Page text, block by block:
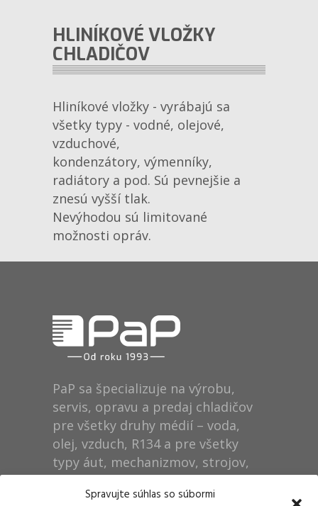
Spravujte súhlas so súbormi
HLINÍKOVÉ VLOŽKY
CHLADIČOV
Hliníkové vložky - vyrábajú sa
všetky typy - vodné, olejové,
vzduchové,
kondenzátory, výmenníky,
radiátory a pod. Sú pevnejšie a
znesú vyšší tlak.
Nevýhodou sú limitované
možnosti opráv.
PaP sa špecializuje na výrobu,
servis, opravu a predaj chladičov
pre všetky druhy médií – voda,
olej, vzduch, R134 a pre všetky
typy áut, mechanizmov, strojov,
technológií, rušňov…